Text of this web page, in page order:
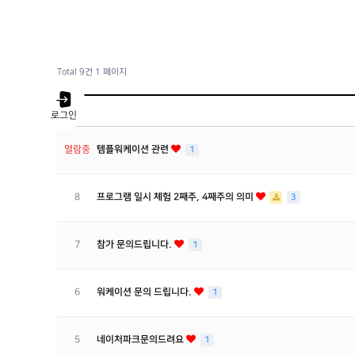
로그인
Total 9건 1 페이지
번호
열람중 템플워케이션 관련 1
8 프로그램 일시 체험 2째주, 4째주의 의미 3
7 참가 문의드립니다. 1
6 워케이션 문의 드립니다. 1
5 네이처파크문의드려요 1